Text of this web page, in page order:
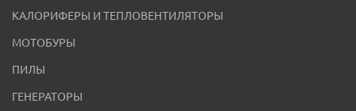
КАЛОРИФЕРЫ И ТЕПЛОВЕНТИЛЯТОРЫ
МОТОБУРЫ
ПИЛЫ
ГЕНЕРАТОРЫ